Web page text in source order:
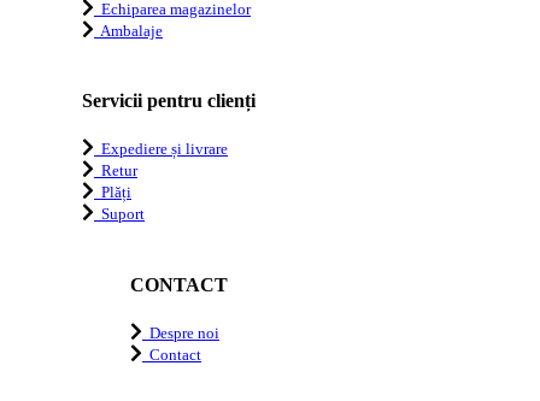
Echiparea magazinelor
Ambalaje
Servicii pentru clienți
Expediere și livrare
Retur
Plăți
Suport
CONTACT
Despre noi
Contact